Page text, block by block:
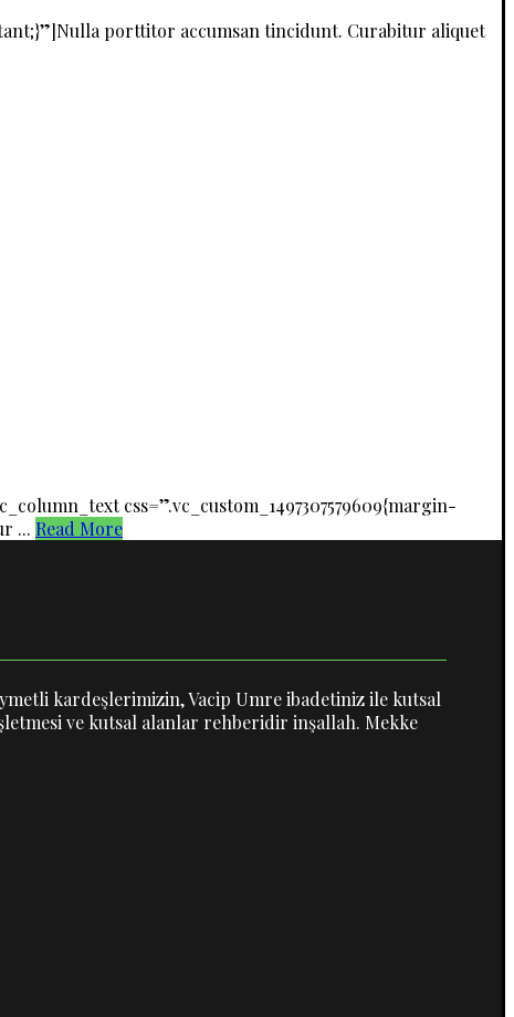
porttitor accumsan tincidunt. Curabitur aliquet
css=”.vc_custom_1497307579609{margin-
... Read More
kardeşlerimizin, Vacip Umre ibadetiniz ile kutsal
ve kutsal alanlar rehberidir inşallah. Mekke